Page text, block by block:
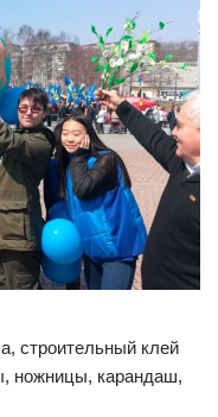
строительный клей
ножницы, карандаш,